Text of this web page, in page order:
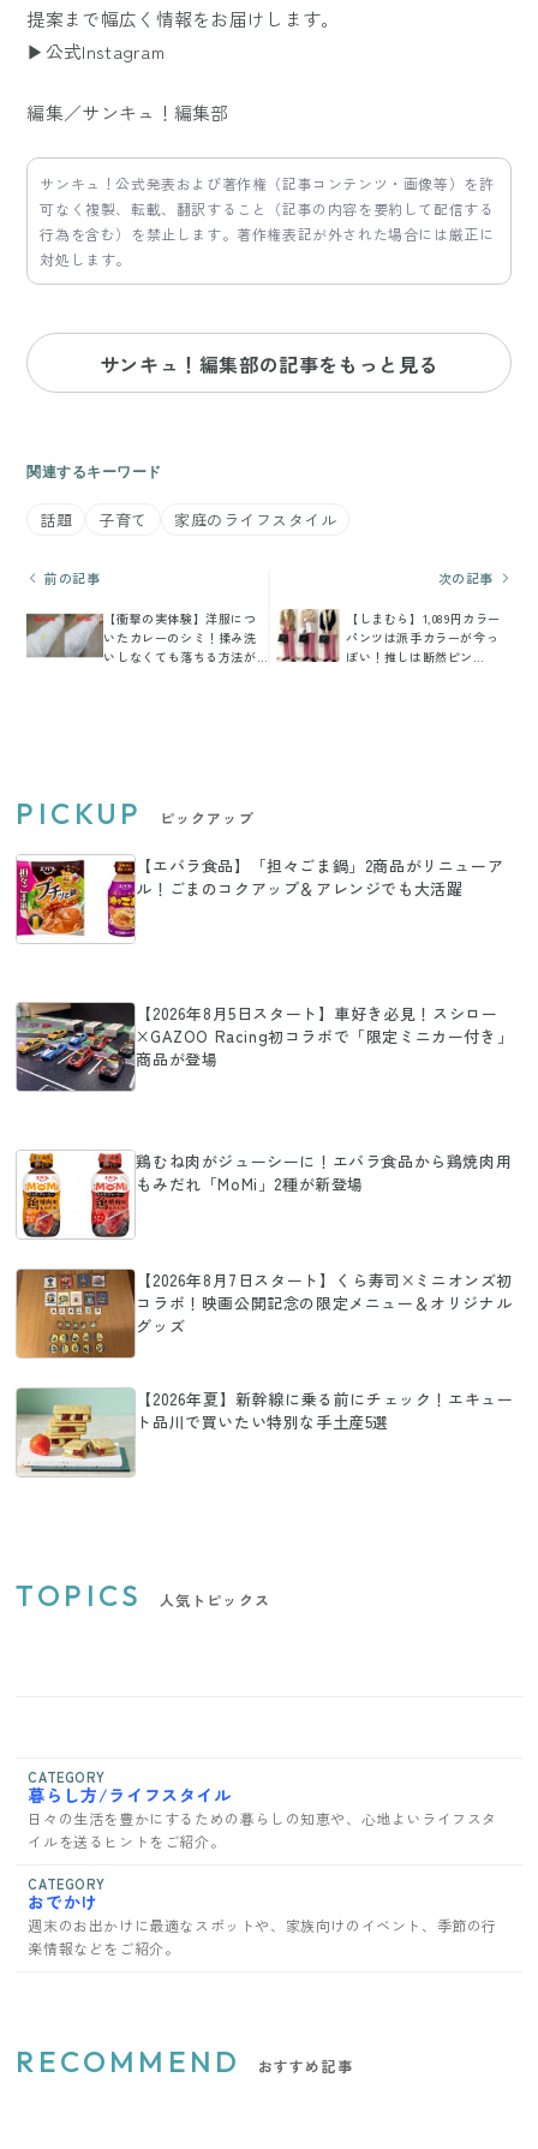
提案まで幅広く情報をお届けします。
▶公式Instagram
編集／サンキュ！編集部
サンキュ！公式発表および著作権（記事コンテンツ・画像等）を許
可なく複製、転載、翻訳すること（記事の内容を要約して配信する
行為を含む）を禁止します。著作権表記が外された場合には厳正に
対処します。
サンキュ！編集部の記事をもっと見る
関連するキーワード
話題 子育て 家庭のライフスタイル
前の記事
【衝撃の実体験】洋服につ
いたカレーのシミ！揉み洗
いしなくても落ちる方法が
次の記事
【しまむら】1,089円カラー
パンツは派手カラーが今っ
ぽい！推しは断然ピン
PICKUP ピックアップ
【エバラ食品】「担々ごま鍋」2商品がリニューア
ル！ごまのコクアップ＆アレンジでも大活躍
【2026年8月5日スタート】車好き必見！スシロー
×GAZOO Racing初コラボで「限定ミニカー付き」
商品が登場
鶏むね肉がジューシーに！エバラ食品から鶏焼肉用
もみだれ「MoMi」2種が新登場
【2026年8月7日スタート】くら寿司×ミニオンズ初
コラボ！映画公開記念の限定メニュー＆オリジナル
グッズ
【2026年夏】新幹線に乗る前にチェック！エキュー
ト品川で買いたい特別な手土産5選
TOPICS 人気トピックス
CATEGORY
暮らし方/ライフスタイル
日々の生活を豊かにするための暮らしの知恵や、心地よいライフスタ
イルを送るヒントをご紹介。
CATEGORY
おでかけ
週末のお出かけに最適なスポットや、家族向けのイベント、季節の行
楽情報などをご紹介。
RECOMMEND おすすめ記事